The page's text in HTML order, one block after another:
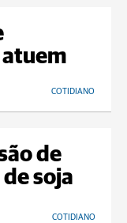
COTIDIANO
de
soja
COTIDIANO